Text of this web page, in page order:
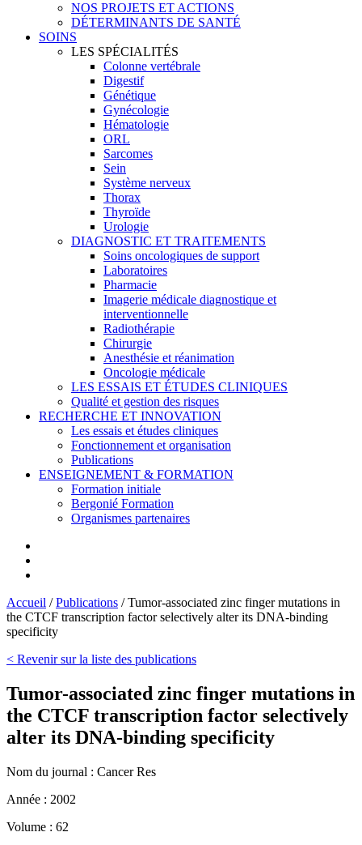
NOS PROJETS ET ACTIONS
DÉTERMINANTS DE SANTÉ
SOINS
LES SPÉCIALITÉS
Colonne vertébrale
Digestif
Génétique
Gynécologie
Hématologie
ORL
Sarcomes
Sein
Système nerveux
Thorax
Thyroïde
Urologie
DIAGNOSTIC ET TRAITEMENTS
Soins oncologiques de support
Laboratoires
Pharmacie
Imagerie médicale diagnostique et
interventionnelle
Radiothérapie
Chirurgie
Anesthésie et réanimation
Oncologie médicale
LES ESSAIS ET ÉTUDES CLINIQUES
Qualité et gestion des risques
RECHERCHE ET INNOVATION
Les essais et études cliniques
Fonctionnement et organisation
Publications
ENSEIGNEMENT & FORMATION
Formation initiale
Bergonié Formation
Organismes partenaires
Accueil /Publications /Tumor-associated zinc finger mutations in
the CTCF transcription factor selectively alter its DNA-binding
specificity
< Revenir sur la liste des publications
Tumor-associated zinc finger mutations in
the CTCF transcription factor selectively
alter its DNA-binding specificity
Nom du journal : Cancer Res
Année : 2002
Volume : 62